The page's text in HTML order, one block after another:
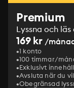
Premium
Lyssna och
169 kr /
1 konto
100 timmar/
Exklusivt innehåll
Avsluta när du
Obegränsad